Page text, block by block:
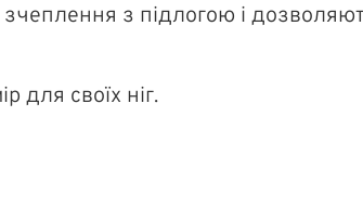
з підлогою і
для своїх ніг.